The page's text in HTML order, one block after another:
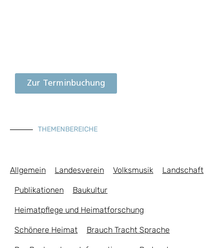
Zur Terminbuchung
THEMENBEREICHE
Allgemein Landesverein Volksmusik Landschaft
Publikationen Baukultur
Heimatpflege und Heimatforschung
Schönere Heimat Brauch Tracht Sprache